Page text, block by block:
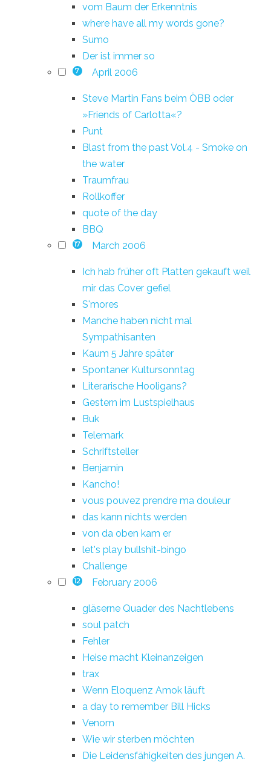
vom Baum der Erkenntnis
where have all my words gone?
Sumo
Der ist immer so
7 April 2006
Steve Martin Fans beim ÖBB oder
»Friends of Carlotta«?
Punt
Blast from the past Vol.4 - Smoke on
the water
Traumfrau
Rollkoffer
quote of the day
BBQ
17 March 2006
Ich hab früher oft Platten gekauft weil
mir das Cover gefiel
S'mores
Manche haben nicht mal
Sympathisanten
Kaum 5 Jahre später
Spontaner Kultursonntag
Literarische Hooligans?
Gestern im Lustspielhaus
Buk
Telemark
Schriftsteller
Benjamin
Kancho!
vous pouvez prendre ma douleur
das kann nichts werden
von da oben kam er
let's play bullshit-bingo
Challenge
12 February 2006
gläserne Quader des Nachtlebens
soul patch
Fehler
Heise macht Kleinanzeigen
trax
Wenn Eloquenz Amok läuft
a day to remember Bill Hicks
Venom
Wie wir sterben möchten
Die Leidensfähigkeiten des jungen A.